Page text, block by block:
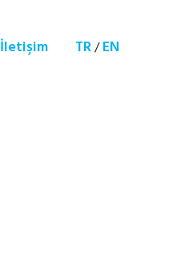
İletişim TR/ EN